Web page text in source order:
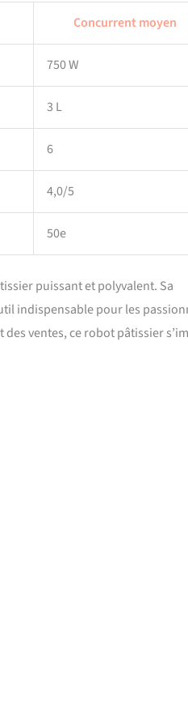
Concurrent moyen
750 W
3 L
6
4,0/5
50e
puissant et polyvalent. Sa
indispensable pour les
ventes, ce robot pâtissier